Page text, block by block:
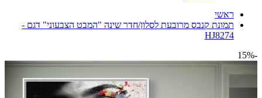
ראשי
תמונת קנבס מרובעת לסלון/חדר שינה "המבט הצבעוני" דגם -
HJ8274
-15%